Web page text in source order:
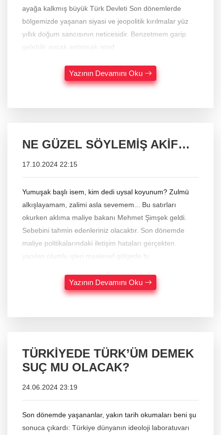
ayağa kalkmış büyük Türk Devleti Son dönemlerde
bölgemizde yaşanan siyasi ve jeopolitik kırılmalar yüz
yıllık doğum sancısının neticesidir. Benzetmem garip
gelebilir ancak anlatmak isted
Yazının Devamını Oku
NE GÜZEL SÖYLEMİŞ AKİF…
17.10.2024 22:15
Yumuşak başlı isem, kim dedi uysal koyunum? Zulmü
alkışlayamam, zalimi asla sevemem... Bu satırları
okurken aklıma maliye bakanı Mehmet Şimşek geldi.
Sebebini tahmin edenleriniz olacaktır. Son dönemde
maliye politikalarındaki iletişim hataları gerçekten
yapılan olumlu işleri maalesef gölgede bı
Yazının Devamını Oku
TÜRKİYEDE TÜRK’ÜM DEMEK
SUÇ MU OLACAK?
24.06.2024 23:19
Son dönemde yaşananlar, yakın tarih okumaları beni şu
sonuca çıkardı: Türkiye dünyanın ideoloji laboratuvarı